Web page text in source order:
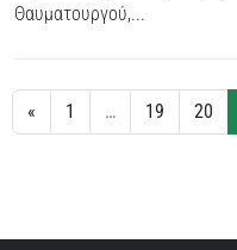
Θαυματουργού,...
« 1 … 19 20